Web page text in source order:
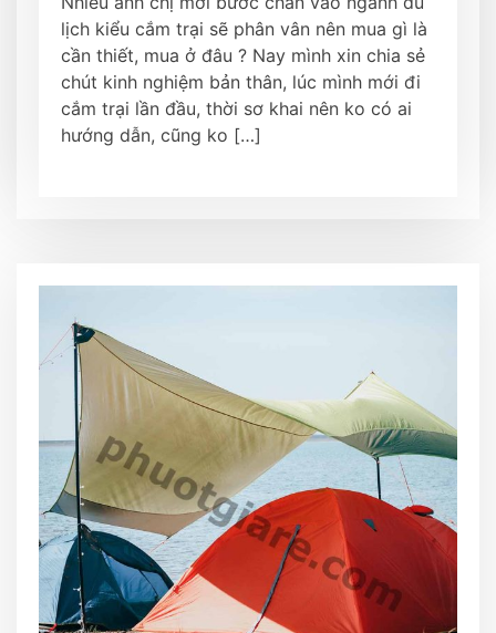
lịch kiểu cắm trại sẽ phân vân nên mua gì là
cần thiết, mua ở đâu ? Nay mình xin chia sẻ
chút kinh nghiệm bản thân, lúc mình mới đi
cắm trại lần đầu, thời sơ khai nên ko có ai
hướng dẫn, cũng ko […]